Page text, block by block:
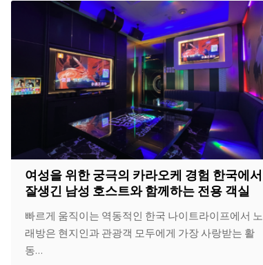
여성을 위한 궁극의 카라오케 경험 한국에서
잘생긴 남성 호스트와 함께하는 전용 객실
빠르게 움직이는 역동적인 한국 나이트라이프에서 노
래방은 현지인과 관광객 모두에게 가장 사랑받는 활
동…